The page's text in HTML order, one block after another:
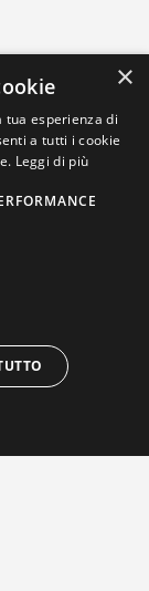
×
tua esperienza di
a tutti i cookie
Leggi di più